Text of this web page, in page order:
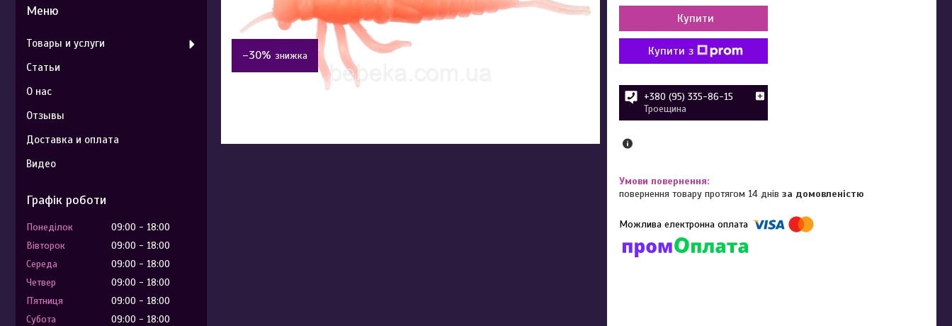
–30%
Купити
Купити з
+380 (95) 335-86-15
Троещина
повернення товару протягом 14 днівза домовленістю
Товары и услуги
Статьи
О нас
Отзывы
Доставка и оплата
Видео
Графік роботи
Понеділок 09:00
18:00
Вівторок
09:00
18:00
Середа
09:00
18:00
Четвер
09:00
18:00
Пʼятниця
09:00
18:00
Субота
09:00
18:00